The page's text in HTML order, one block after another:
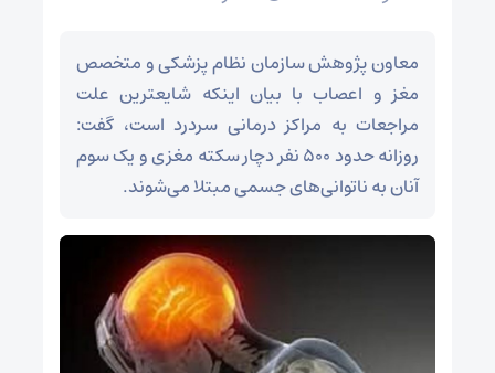
معاون پژوهش سازمان نظام پزشکی و متخصص
مغز و اعصاب با بیان اینکه شایعترین علت
مراجعات به مراکز درمانی سردرد است، گفت:
روزانه حدود ۵۰۰ نفر دچار سکته مغزی و یک سوم
آنان به ناتوانی‌های جسمی مبتلا می‌شوند.